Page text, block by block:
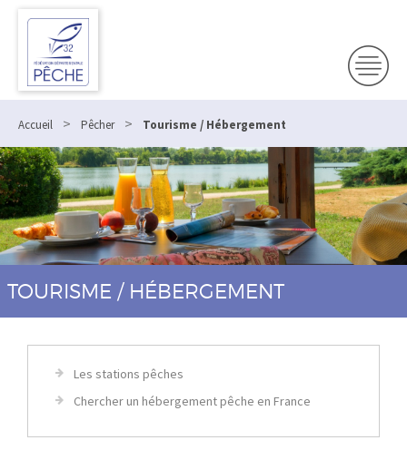
Accueil > Pêcher > Tourisme / Hébergement
TOURISME / HÉBERGEMENT
Les stations pêches
Chercher un hébergement pêche en France